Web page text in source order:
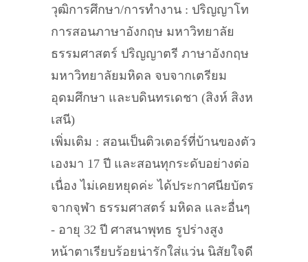
วุฒิการศึกษา/การทำงาน : ปริญญาโท
การสอนภาษาอังกฤษ มหาวิทยาลัย
ธรรมศาสตร์ ปริญญาตรี ภาษาอังกฤษ
มหาวิทยาลัยมหิดล จบจากเตรียม
อุดมศึกษา และบดินทรเดชา (สิงห์ สิงห
เสนี)
เพิ่มเติม : สอนเป็นติวเตอร์ที่บ้านของตัว
เองมา 17 ปี และสอนทุกระดับอย่างต่อ
เนื่อง ไม่เคยหยุดค่ะ ได้ประกาศนียบัตร
จากจุฬา ธรรมศาสตร์ มหิดล และอื่นๆ
- อายุ 32 ปี ศาสนาพุทธ รูปร่างสูง
หน้าตาเรียบร้อยน่ารักใส่แว่น นิสัยใจดี